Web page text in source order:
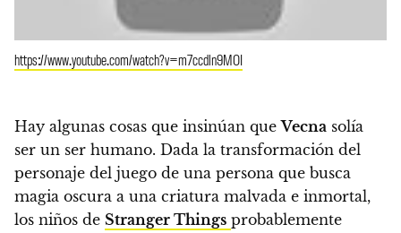
https://www.youtube.com/watch?v=m7ccdln9MOI
Hay algunas cosas que insinúan queVecna ​​solía
ser un ser humano. Dada la transformación del
personaje del juego de una persona que busca
magia oscura a una criatura malvada e inmortal,
los niños de Stranger Things probablemente